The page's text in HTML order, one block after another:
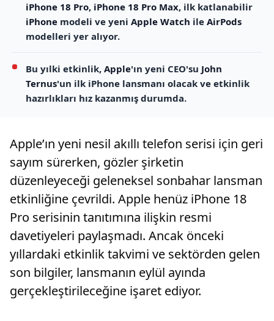
iPhone 18 Pro, iPhone 18 Pro Max, ilk katlanabilir
iPhone modeli ve yeni Apple Watch ile AirPods
modelleri yer alıyor.
Bu yılki etkinlik, Apple'ın yeni CEO'su John
Ternus'un ilk iPhone lansmanı olacak ve etkinlik
hazırlıkları hız kazanmış durumda.
Apple’ın yeni nesil akıllı telefon serisi için geri
sayım sürerken, gözler şirketin
düzenleyeceği geleneksel sonbahar lansman
etkinliğine çevrildi. Apple henüz iPhone 18
Pro serisinin tanıtımına ilişkin resmi
davetiyeleri paylaşmadı. Ancak önceki
yıllardaki etkinlik takvimi ve sektörden gelen
son bilgiler, lansmanın eylül ayında
gerçekleştirileceğine işaret ediyor.